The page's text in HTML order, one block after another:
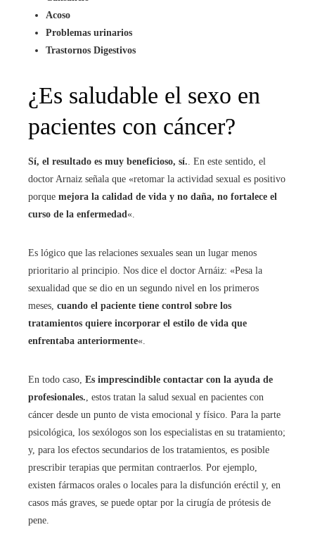
Acoso
Problemas urinarios
Trastornos Digestivos
¿Es saludable el sexo en
pacientes con cáncer?
Sí, el resultado es muy beneficioso, sí.. En este sentido, el
doctor Arnaiz señala que «retomar la actividad sexual es positivo
porque mejora la calidad de vida y no daña, no fortalece el
curso de la enfermedad«.
Es lógico que las relaciones sexuales sean un lugar menos
prioritario al principio. Nos dice el doctor Arnáiz: «Pesa la
sexualidad que se dio en un segundo nivel en los primeros
meses, cuando el paciente tiene control sobre los
tratamientos quiere incorporar el estilo de vida que
enfrentaba anteriormente«.
En todo caso, Es imprescindible contactar con la ayuda de
profesionales., estos tratan la salud sexual en pacientes con
cáncer desde un punto de vista emocional y físico. Para la parte
psicológica, los sexólogos son los especialistas en su tratamiento;
y, para los efectos secundarios de los tratamientos, es posible
prescribir terapias que permitan contraerlos. Por ejemplo,
existen fármacos orales o locales para la disfunción eréctil y, en
casos más graves, se puede optar por la cirugía de prótesis de
pene.